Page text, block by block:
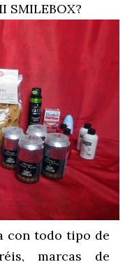
SMILEBOX?
con todo tipo de
marcas de